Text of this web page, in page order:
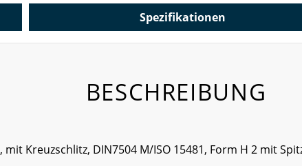
Spezifikationen
BESCHREIBUNG
, mit Kreuzschlitz, DIN7504 M/ISO 15481, Form H 2 mit